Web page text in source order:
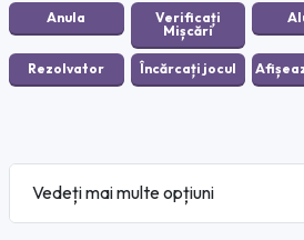
Vedeți mai multe opțiuni